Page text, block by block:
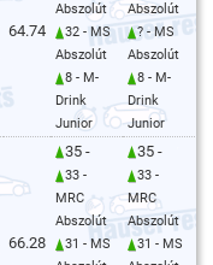
64.74
Abszolút
32 - MS
Abszolút
8 - M-
Drink
Junior
Abszolút
? - MS
Abszolút
8 - M-
Drink
Junior
66.28
35 -
33 -
MRC
Abszolút
31 - MS
35 -
33 -
MRC
Abszolút
31 - MS